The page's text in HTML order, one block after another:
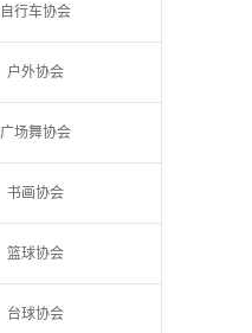
自行车协会
户外协会
广场舞协会
书画协会
篮球协会
台球协会